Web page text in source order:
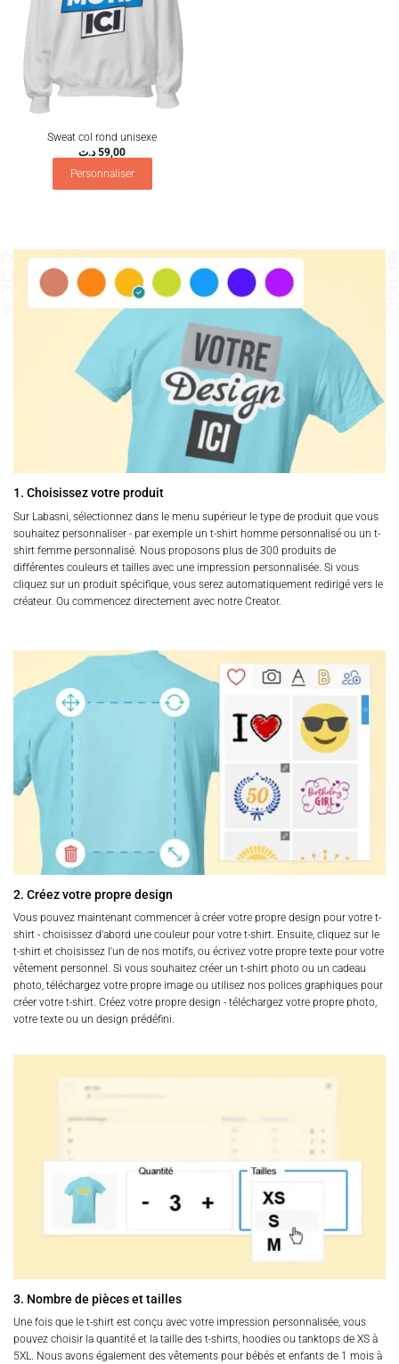
Sweat col rond unisexe
59,00 د.ت
Personnaliser
1. Choisissez votre produit
Sur Labasni, sélectionnez dans le menu supérieur le type de produit que vous
souhaitez personnaliser - par exemple un t-shirt homme personnalisé ou un t-
shirt femme personnalisé. Nous proposons plus de 300 produits de
différentes couleurs et tailles avec une impression personnalisée. Si vous
cliquez sur un produit spécifique, vous serez automatiquement redirigé vers le
créateur. Ou commencez directement avec notre Creator.
2. Créez votre propre design
Vous pouvez maintenant commencer à créer votre propre design pour votre t-
shirt - choisissez d'abord une couleur pour votre t-shirt. Ensuite, cliquez sur le
t-shirt et choisissez l'un de nos motifs, ou écrivez votre propre texte pour votre
vêtement personnel. Si vous souhaitez créer un t-shirt photo ou un cadeau
photo, téléchargez votre propre image ou utilisez nos polices graphiques pour
créer votre t-shirt. Créez votre propre design - téléchargez votre propre photo,
votre texte ou un design prédéfini.
3. Nombre de pièces et tailles
Une fois que le t-shirt est conçu avec votre impression personnalisée, vous
pouvez choisir la quantité et la taille des t-shirts, hoodies ou tanktops de XS à
5XL. Nous avons également des vêtements pour bébés et enfants de 1 mois à